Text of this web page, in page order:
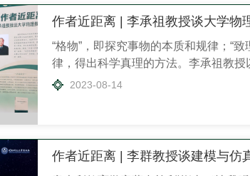
确制导技术科...
作者近距离 | 李承祖教授谈大学物
“格物”，即探究事物的本质和规律；“
律，得出科学真理的方法。李承祖教
英才——教学文稿自选集》一书，把多
祖教...
2023-08-14
作者近距离 | 李群教授谈建模与仿